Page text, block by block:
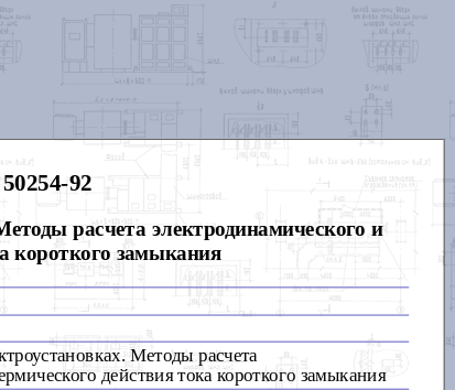
92
расчета электродинамического и
короткого замыкания
Методы расчета
действия тока короткого замыкания